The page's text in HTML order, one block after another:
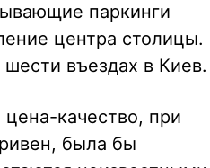
паркинги
центра столицы.
шести въездах в Киев.
качество, при
была бы